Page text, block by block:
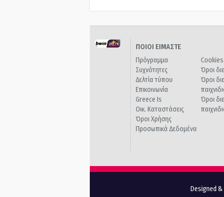
ΠΟΙΟΙ ΕΙΜΑΣΤΕ
Πρόγραμμα
Συχνότητες
Δελτία τύπου
Επικοινωνία
Greece Is
Οικ. Καταστάσεις
Όροι Χρήσης
Προσωπικά Δεδομένα
Cookies
Όροι
Όροι
Όροι
Designed &